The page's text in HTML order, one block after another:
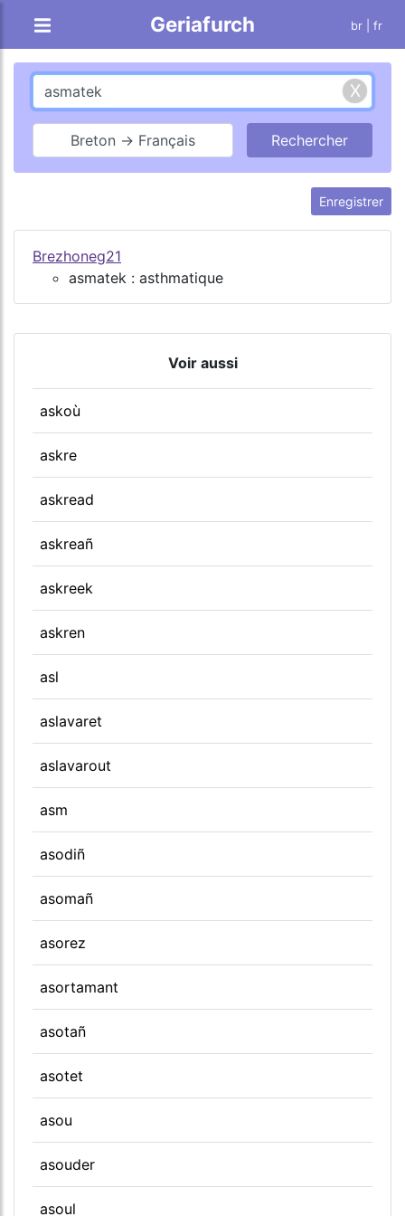
Geriafurch br | fr
Breton → Français
Enregistrer
Brezhoneg21
asmatek : asthmatique
Voir aussi
askoù
askre
askread
askreañ
askreek
askren
asl
aslavaret
aslavarout
asm
asodiñ
asomañ
asorez
asortamant
asotañ
asotet
asou
asouder
asoul